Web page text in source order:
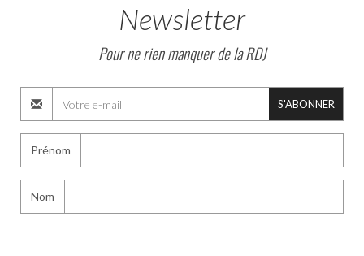
Newsletter
Pour ne rien manquer de la RDJ
S'ABONNER
Prénom
Nom